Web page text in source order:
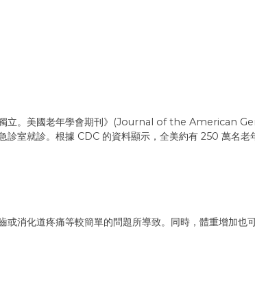
獨立。美國老年學會期刊》(Journal of the American
室就診。根據 CDC 的資料顯示，全美約有 250 萬名老
消化道疼痛等較簡單的問題所導致。同時，體重增加也